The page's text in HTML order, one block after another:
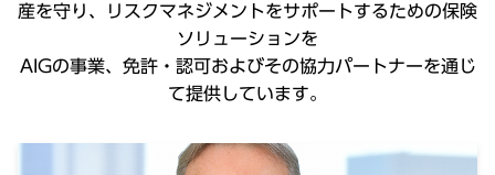
産を守り、リスクマネジメントをサポートするための保険
ソリューションを
AIGの事業、免許・認可およびその協力パートナーを通じ
て提供しています。